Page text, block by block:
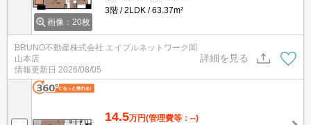
画像：20枚
3階
2LDK 63.37m²
BRUNO不動産株式会社 エイブルネットワーク岡
山本店
情報更新日 2026/08/05
詳細を見る
14.5万円(管理費等：--)